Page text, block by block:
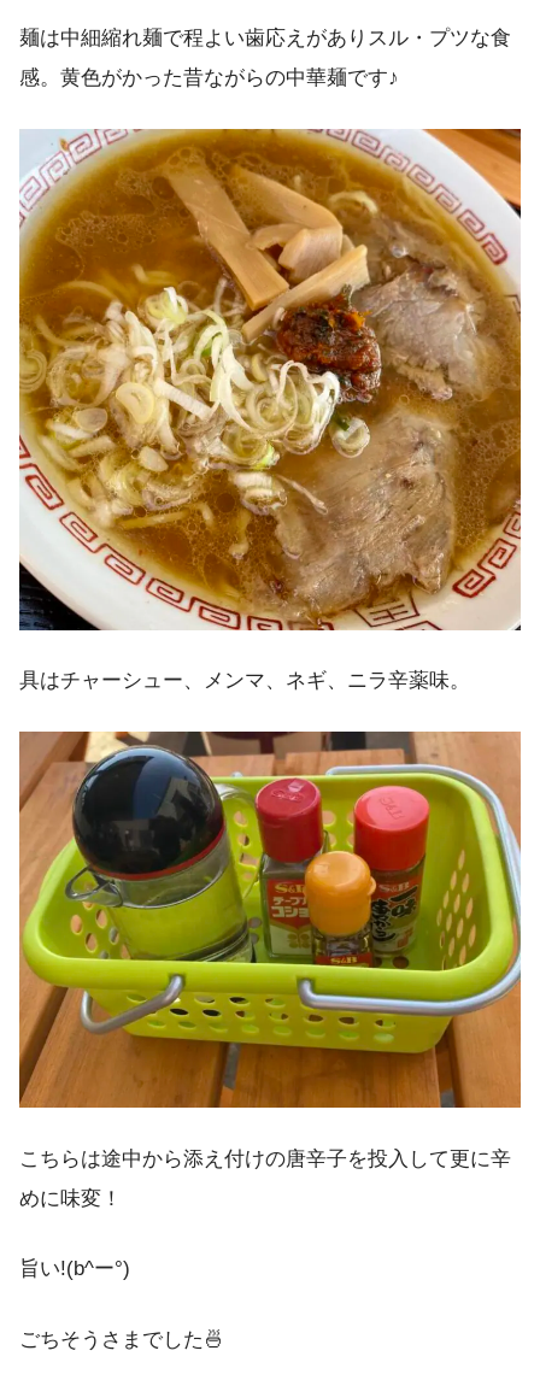
麺は中細縮れ麺で程よい歯応えがありスル・プツな食
感。黄色がかった昔ながらの中華麺です♪
具はチャーシュー、メンマ、ネギ、ニラ辛薬味。
こちらは途中から添え付けの唐辛子を投入して更に辛
めに味変！
旨い!(b^ー°)
ごちそうさまでした🍜